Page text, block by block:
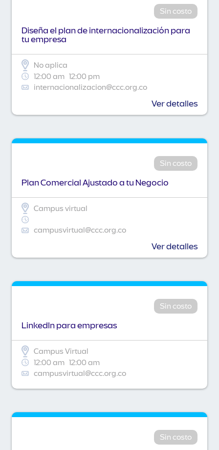
Sin costo
Diseña el plan de internacionalización para
tu empresa
No aplica
12:00 am 12:00 pm
internacionalizacion@ccc.org.co
Ver detalles
Sin costo
Plan Comercial Ajustado a tu Negocio
Campus virtual
campusvirtual@ccc.org.co
Ver detalles
Sin costo
Linkedln para empresas
Campus Virtual
12:00 am 12:00 am
campusvirtual@ccc.org.co
Sin costo